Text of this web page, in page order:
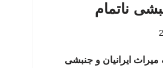
ناتمام
ایرانیان و جنبشی